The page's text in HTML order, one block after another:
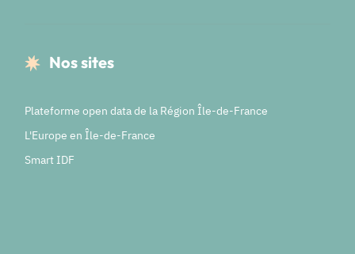
Nos sites
Plateforme open data de la Région Île-de-France
L'Europe en Île-de-France
Smart IDF